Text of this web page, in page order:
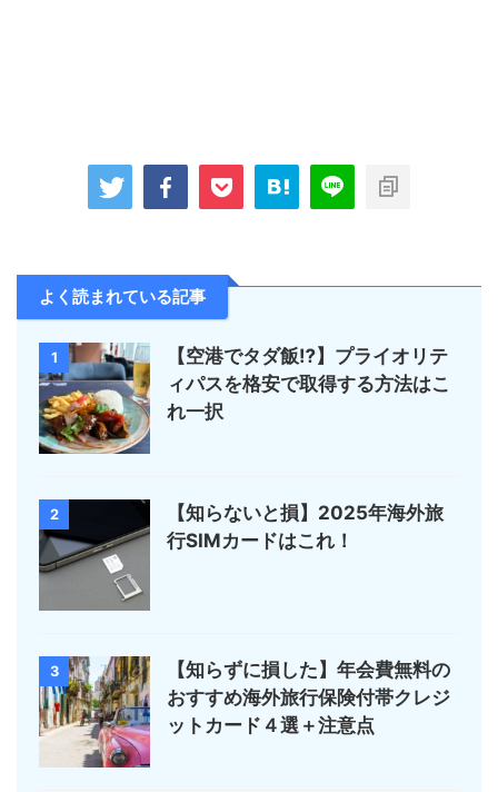
よく読まれている記事
1
【空港でタダ飯⁉︎】プライオリテ
ィパスを格安で取得する方法はこ
れ一択
2
【知らないと損】2025年海外旅
行SIMカードはこれ！
3
【知らずに損した】年会費無料の
おすすめ海外旅行保険付帯クレジ
ットカード４選＋注意点